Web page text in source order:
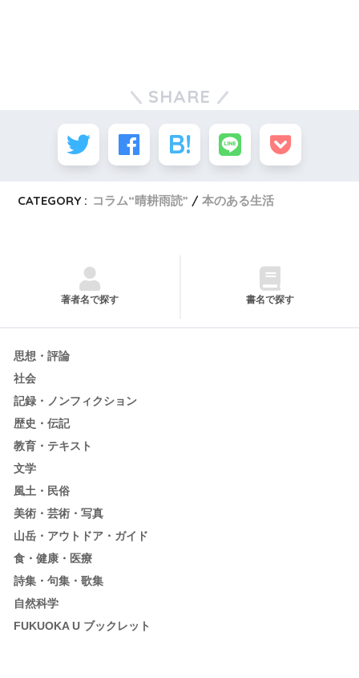
SHARE
CATEGORY : コラム“晴耕雨読” 本のある生活
著者名で探す 書名で探す
思想・評論
社会
記録・ノンフィクション
歴史・伝記
教育・テキスト
文学
風土・民俗
美術・芸術・写真
山岳・アウトドア・ガイド
食・健康・医療
詩集・句集・歌集
自然科学
FUKUOKA U ブックレット